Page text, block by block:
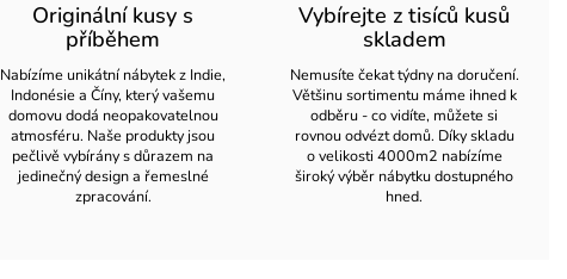
Originální kusy s
příběhem
Nabízíme unikátní nábytek z Indie,
Indonésie a Číny, který vašemu
domovu dodá neopakovatelnou
atmosféru. Naše produkty jsou
pečlivě vybírány s důrazem na
jedinečný design a řemeslné
zpracování.
Vybírejte z tisíců kusů
skladem
Nemusíte čekat týdny na doručení.
Většinu sortimentu máme ihned k
odběru - co vidíte, můžete si
rovnou odvézt domů. Díky skladu
o velikosti 4000m2 nabízíme
široký výběr nábytku dostupného
hned.